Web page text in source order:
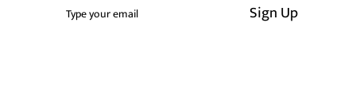
Sign Up